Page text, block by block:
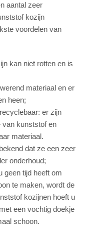
aantal zeer
kozijn
voordelen van
kan niet rotten en is
materiaal en er
heen;
er zijn
van kunststof en
materiaal.
dat ze een zeer
onderhoud;
geen tijd heeft om
te maken, wordt de
kozijnen hoeft u
een vochtig doekje
schoon.